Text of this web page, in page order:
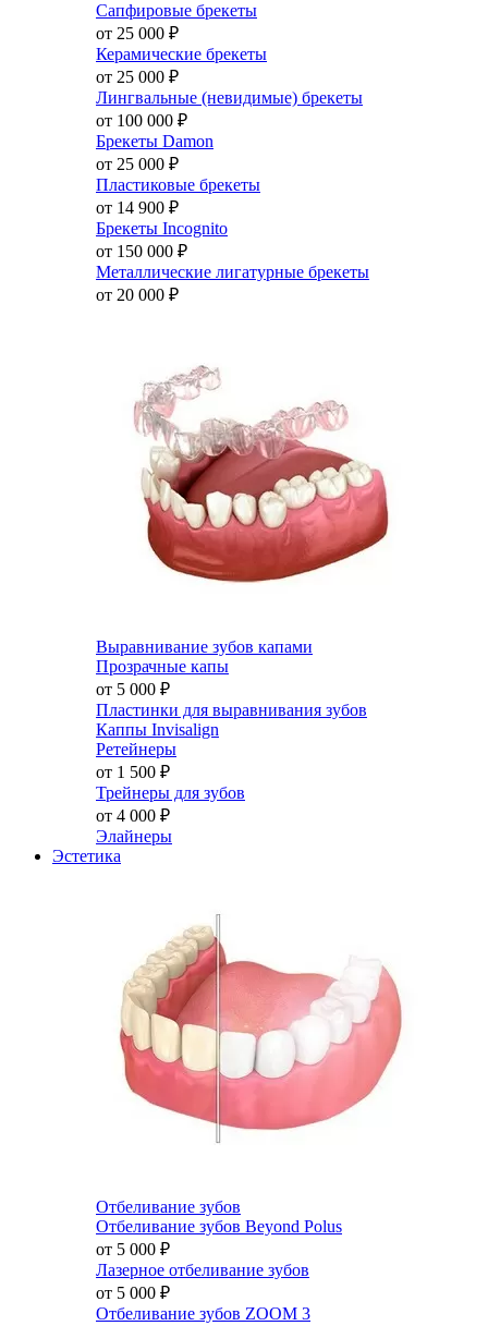
Сапфировые брекеты
от 25 000 ₽
Керамические брекеты
от 25 000 ₽
Лингвальные (невидимые) брекеты
от 100 000 ₽
Брекеты Damon
от 25 000 ₽
Пластиковые брекеты
от 14 900 ₽
Брекеты Incognito
от 150 000 ₽
Металлические лигатурные брекеты
от 20 000 ₽
Выравнивание зубов капами
Прозрачные капы
от 5 000 ₽
Пластинки для выравнивания зубов
Каппы Invisalign
Ретейнеры
от 1 500 ₽
Трейнеры для зубов
от 4 000 ₽
Элайнеры
Эстетика
Отбеливание зубов
Отбеливание зубов Beyond Polus
от 5 000 ₽
Лазерное отбеливание зубов
от 5 000 ₽
Отбеливание зубов ZOOM 3